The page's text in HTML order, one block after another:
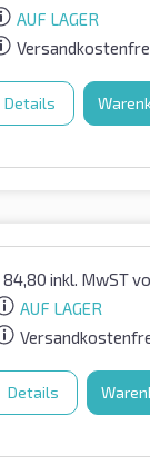
AUF LAGER
Details
84,80 inkl. MwST
AUF LAGER
Details